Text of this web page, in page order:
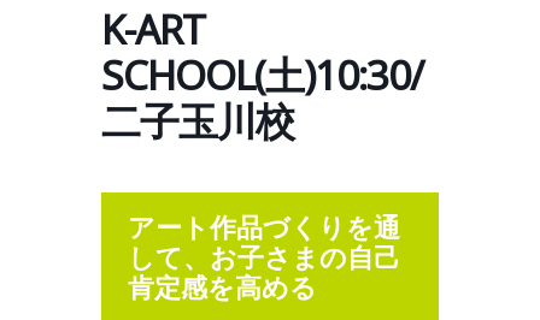
K-ART
SCHOOL(土)10:30/
二子玉川校
アート作品づくりを通
して、お子さまの自己
肯定感を高める